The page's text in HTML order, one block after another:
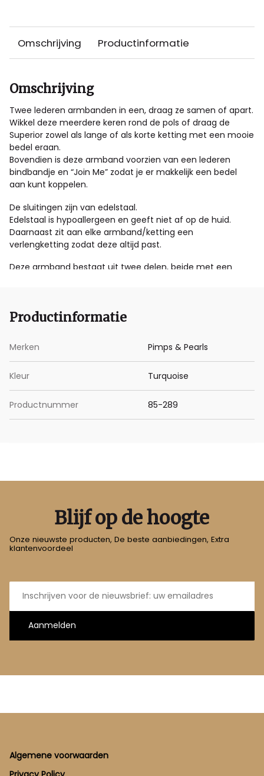
Omschrijving Productinformatie
Omschrijving
Twee lederen armbanden in een, draag ze samen of apart.
Wikkel deze meerdere keren rond de pols of draag de
Superior zowel als lange of als korte ketting met een mooie
bedel eraan.
Bovendien is deze armband voorzien van een lederen
bindbandje en “Join Me” zodat je er makkelijk een bedel
aan kunt koppelen.
De sluitingen zijn van edelstaal.
Edelstaal is hypoallergeen en geeft niet af op de huid.
Daarnaast zit aan elke armband/ketting een
verlengketting zodat deze altijd past.
Deze armband bestaat uit twee delen, beide met een
Productinformatie
Merken Pimps & Pearls
Kleur Turquoise
Productnummer 85-289
Blijf op de hoogte
Onze nieuwste producten, De beste aanbiedingen, Extra
klantenvoordeel
E-
mailadres
Aanmelden
Footer
Algemene voorwaarden